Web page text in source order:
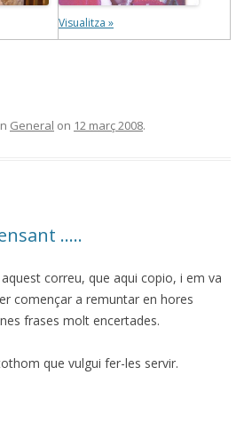
Visualitza »
General on 12 març 2008.
…..
correu, que aqui copio, i em va
començar a remuntar en hores
frases molt encertades.
que vulgui fer-les servir.